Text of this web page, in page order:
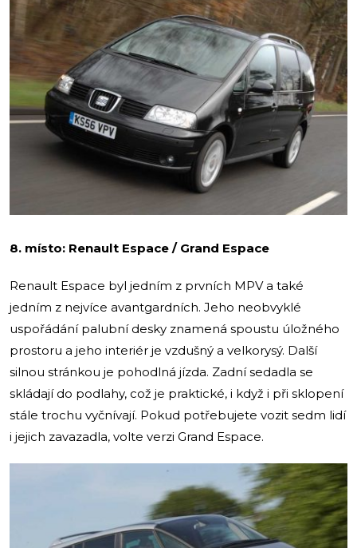
8. místo: Renault Espace / Grand Espace
Renault Espace byl jedním z prvních MPV a také
jedním z nejvíce avantgardních. Jeho neobvyklé
uspořádání palubní desky znamená spoustu úložného
prostoru a jeho interiér je vzdušný​ a velkorysý. Další
silnou stránkou je pohodlná jízda. Zadní sedadla se
skládají do podlahy, což je praktické, i když i při sklopení
stále trochu vyčnívají. Pokud potřebujete vozit sedm lidí
i jejich zavazadla, volte verzi Grand Espace.